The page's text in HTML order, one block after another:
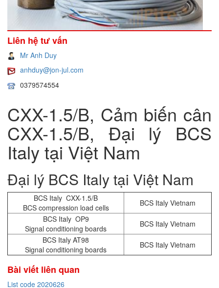
Liên hệ tư vấn
Mr Anh Duy
anhduy@jon-jul.com
0379574554
CXX-1.5/B, Cảm biến cân
CXX-1.5/B, Đại lý BCS
Italy tại Việt Nam
Đại lý BCS Italy tại Việt Nam
BCS Italy CXX-1.5/B
BCS compression load cells
BCS Italy Vietnam
BCS Italy OP9
Signal conditioning boards
BCS Italy Vietnam
BCS Italy AT98
Signal conditioning boards
BCS Italy Vietnam
Bài viết liên quan
List code 2020626